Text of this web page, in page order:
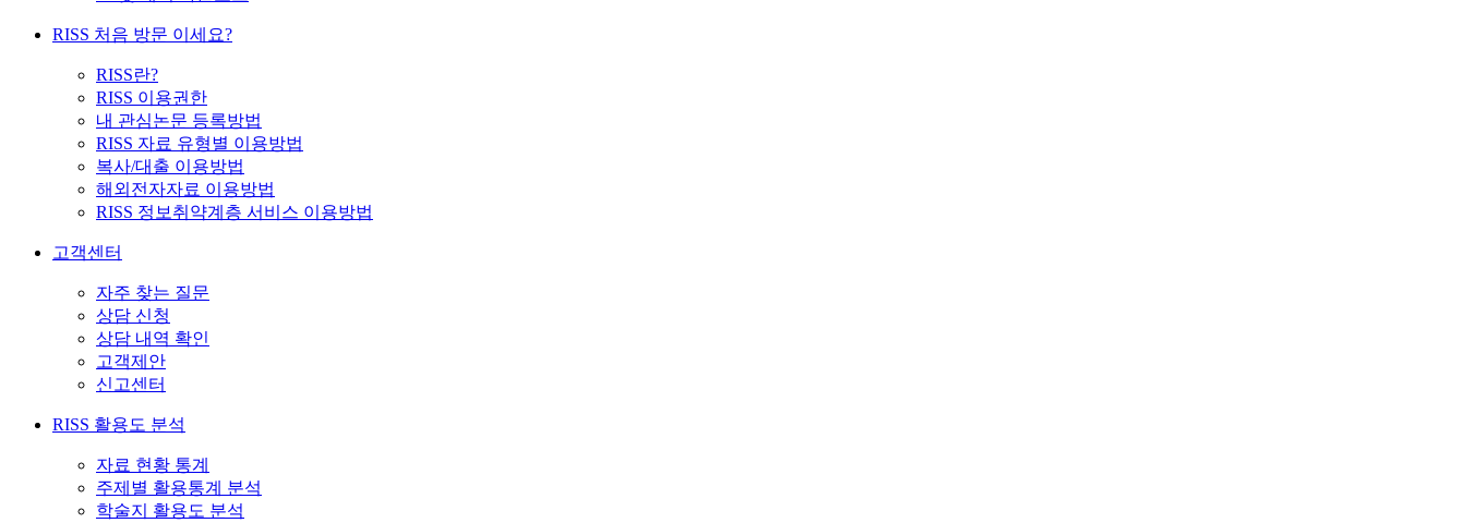
RISS 처음 방문 이세요?
RISS란?
RISS 이용권한
내 관심논문 등록방법
RISS 자료 유형별 이용방법
복사/대출 이용방법
해외전자자료 이용방법
RISS 정보취약계층 서비스 이용방법
고객센터
자주 찾는 질문
상담 신청
상담 내역 확인
고객제안
신고센터
RISS 활용도 분석
자료 현황 통계
주제별 활용통계 분석
학술지 활용도 분석